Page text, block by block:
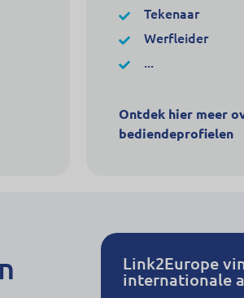
Tekenaar
Werfleider
...
Ontdek hier meer
bediendeprofielen
Link2Europe
internationale